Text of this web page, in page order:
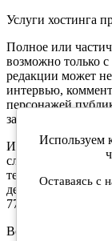
Услуги хостинга
Полное или
возможно только
редакции может
интервью,
персонажей
за текст
Интернет-портал
службе по
технологий и
декабря 2019
77189.
Возрастное
Используем
Оставаясь с